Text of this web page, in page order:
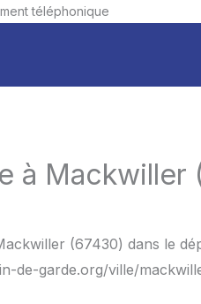
téléphonique
à Mackwiller
(67430) dans le
de-garde.org/ville/